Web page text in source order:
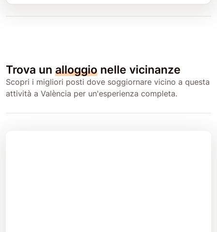
Trova un alloggio nelle vicinanze
Scopri i migliori posti dove soggiornare vicino a questa
attività a València per un'esperienza completa.